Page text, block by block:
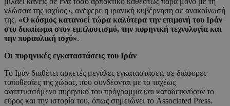
γλώσσα της ισχύος», ανέφερε η ιρανική κυβέρνηση σε ανακοίνωσή
της. «Ο κόσμος κατανοεί τώρα καλύτερα την επιμονή του Ιράν
στο δικαίωμα στον εμπλουτισμό, την πυρηνική τεχνολογία και
την πυραυλική ισχύ».
Οι πυρηνικές εγκαταστάσεις του Ιράν
Το Ιράν διαθέτει αρκετές μεγάλες εγκαταστάσεις σε διάφορες
τοποθεσίες της χώρας, που συνδέονται με το ταχέως
αναπτυσσόμενο πυρηνικό του πρόγραμμα και καταδεικνύουν το
εύρος και την ιστορία του, όπως σημειώνει το Associated Press.